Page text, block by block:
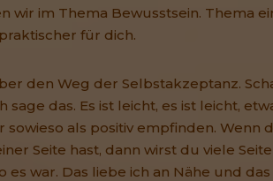
wir im Thema Bewusstsein. Thema
für dich.
den Weg der Selbstakzeptanz.
sage das. Es ist leicht, es ist leicht,
sowieso als positiv empfinden. Wenn
Seite hast, dann wirst du viele
es war. Das liebe ich an Nähe und